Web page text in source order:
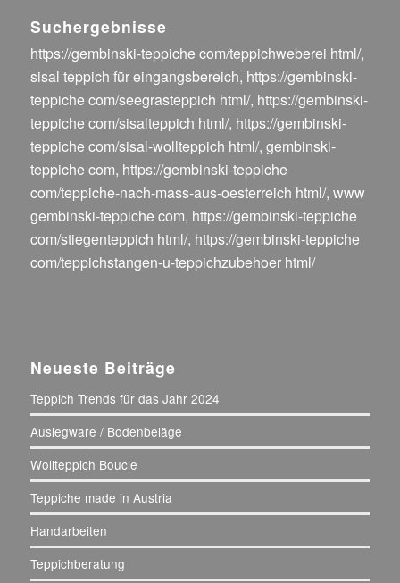
Suchergebnisse
https://gembinski-teppiche com/teppichweberei html/,
sisal teppich für eingangsbereich, https://gembinski-
teppiche com/seegrasteppich html/, https://gembinski-
teppiche com/sisalteppich html/, https://gembinski-
teppiche com/sisal-wollteppich html/, gembinski-
teppiche com, https://gembinski-teppiche
com/teppiche-nach-mass-aus-oesterreich html/, www
gembinski-teppiche com, https://gembinski-teppiche
com/stiegenteppich html/, https://gembinski-teppiche
com/teppichstangen-u-teppichzubehoer html/
Neueste Beiträge
Teppich Trends für das Jahr 2024
Auslegware / Bodenbeläge
Wollteppich Boucle
Teppiche made in Austria
Handarbeiten
Teppichberatung